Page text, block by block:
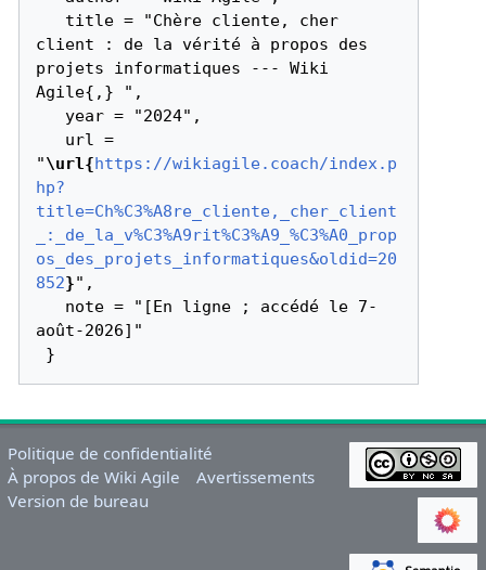
client : de la vérité à propos des
projets informatiques --- Wiki
Agile{,} ",
"\url{https://wikiagile.coach/index.p
hp?
title=Ch%C3%A8re_cliente,_cher_client
_:_de_la_v%C3%A9rit%C3%A9_%C3%A0_prop
os_des_projets_informatiques&oldid=20
852}",
août-2026]"
Politique de confidentialité
À propos de Wiki Agile
Avertissements
Version de bureau